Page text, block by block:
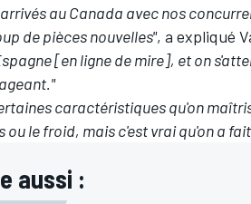
arrivés au Canada avec nos
de pièces nouvelles", a expliqué
[en ligne de mire], et on
caractéristiques qu'on
ou le froid, mais c'est vrai qu'on a
aussi :